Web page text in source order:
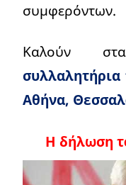
συμφερόντων.
Καλούν
Αθήνα,
Η δήλωση